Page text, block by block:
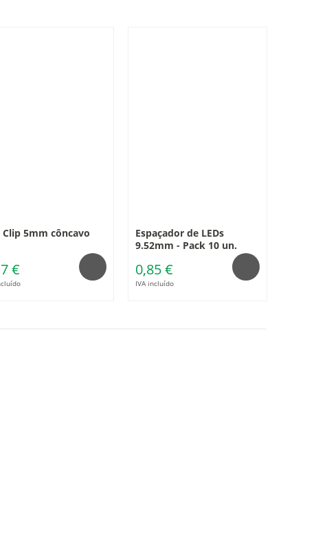
Clip 5mm côncavo
€
Espaçador de LEDs
9.52mm - Pack 10 un.
0,85 €
IVA incluído